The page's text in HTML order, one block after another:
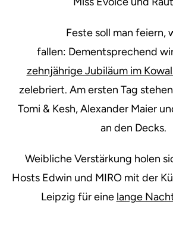
Feste soll man feiern,
fallen: Dementsprechend
zehnjährige Jubiläum im
zelebriert. Am ersten Tag
Tomi & Kesh, Alexander Maier
an den Decks.
Weibliche Verstärkung holen
Hosts Edwin und MIRO mit der
Leipzig für eine lange